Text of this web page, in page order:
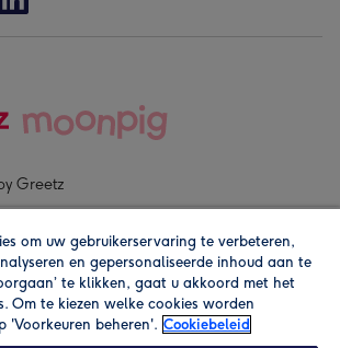
Greetz
btw en andere heffingen. Lees de
om uw gebruikerservaring te verbeteren,
en gepersonaliseerde inhoud aan te
te klikken, gaat u akkoord met het
Om te kiezen welke cookies worden
'Voorkeuren beheren'. Cookiebeleid